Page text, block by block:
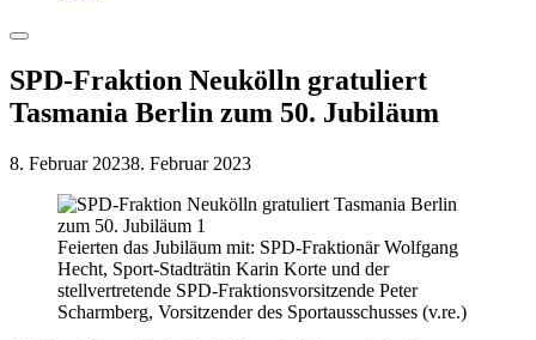
Menu
SPD-Fraktion Neukölln gratuliert
Tasmania Berlin zum 50. Jubiläum
8. Februar 20238. Februar 2023
Feierten das Jubiläum mit: SPD-Fraktionär Wolfgang
Hecht, Sport-Stadträtin Karin Korte und der
stellvertretende SPD-Fraktionsvorsitzende Peter
Scharmberg, Vorsitzender des Sportausschusses (v.re.)